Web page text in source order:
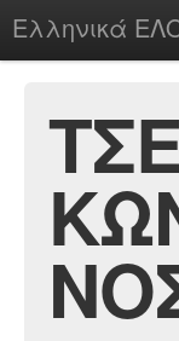
Ελληνικά
chesstu.be @ discord
Login